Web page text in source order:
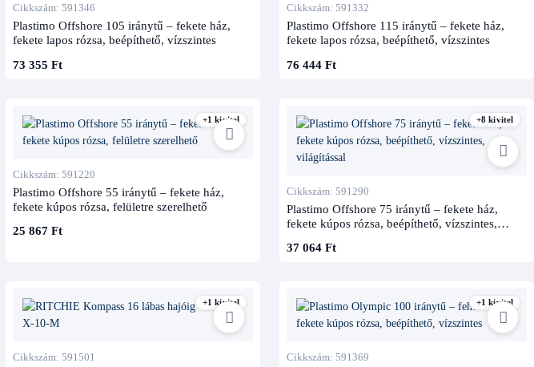
Cikkszám: 591346
Plastimo Offshore 105 iránytű – fekete ház,
fekete lapos rózsa, beépíthető, vízszintes
73 355 Ft
Cikkszám: 591332
Plastimo Offshore 115 iránytű – fekete ház,
fekete lapos rózsa, beépíthető, vízszintes
76 444 Ft
+1 kivitel
Cikkszám: 591220
Plastimo Offshore 55 iránytű – fekete ház,
fekete kúpos rózsa, felületre szerelhető
25 867 Ft
+8 kivitel
Cikkszám: 591290
Plastimo Offshore 75 iránytű – fekete ház,
fekete kúpos rózsa, beépíthető, vízszintes,
37 064 Ft
+1 kivitel
Cikkszám: 591501
+1 kivitel
Cikkszám: 591369